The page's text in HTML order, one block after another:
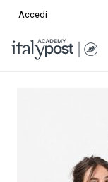
Accedi